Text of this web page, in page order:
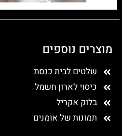
מוצרים נוספים
שלטים לבית כנסת
כיסוי לארון חשמל
בלוק אקריל
תמונות של אומנים